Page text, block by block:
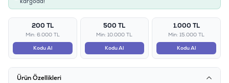
200 TL
Min: 6.000 TL
Kodu Al
500 TL
Min: 10.000 TL
Kodu Al
1.000 TL
Min: 15.000 TL
Kodu Al
Ürün Özellikleri